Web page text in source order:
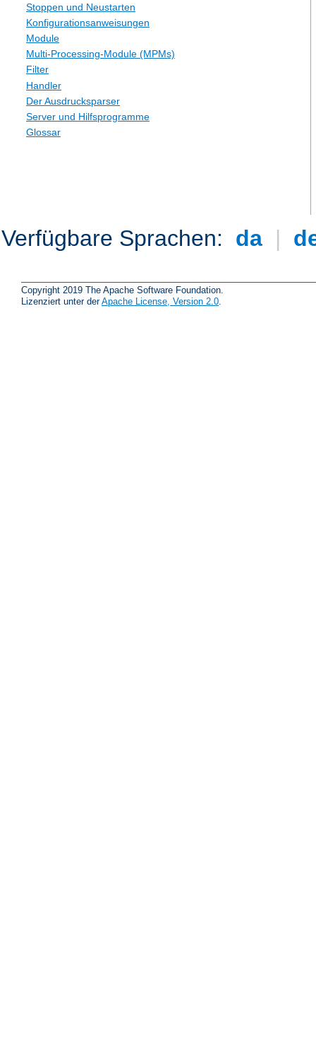
Stoppen und Neustarten
Konfigurationsanweisungen
Module
Multi-Processing-Module (MPMs)
Filter
Handler
Der Ausdrucksparser
Server und Hilfsprogramme
Glossar
Verfügbare Sprachen: da |
Copyright 2019 The Apache Software Foundation.
Lizenziert unter derApache License, Version 2.0